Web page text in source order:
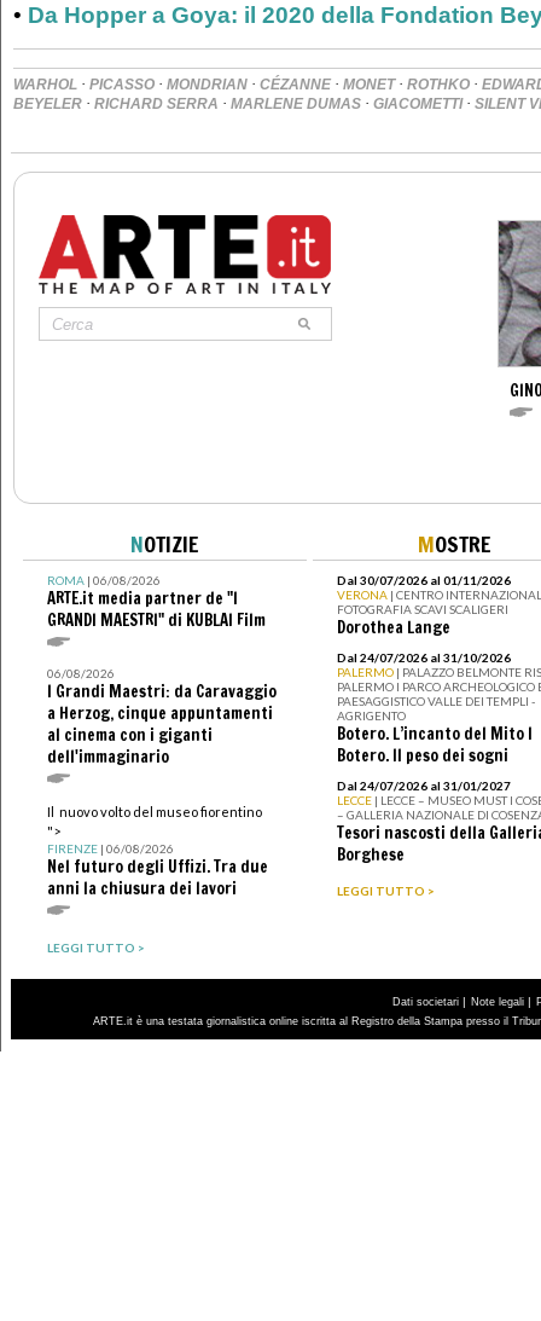
• Da Hopper a Goya: il 2020 della Fondation
WARHOL · PICASSO · MONDRIAN · CÉZANNE · MONET· ROTHKO ·
BEYELER · RICHARD SERRA · MARLENE DUMAS · GIACOMETTI· SILENT
NOTIZIE
ROMA| 06/08/2026
ARTE.it media partner de "I
GRANDI MAESTRI" di KUBLAI Film
06/08/2026
I Grandi Maestri: da Caravaggio
a Herzog, cinque appuntamenti
al cinema con i giganti
dell'immaginario
Il nuovo volto del museo fiorentino
">
FIRENZE| 06/08/2026
Nel futuro degli Uffizi. Tra due
anni la chiusura dei lavori
LEGGI TUTTO >
MOSTRE
Dal 30/07/2026 al 01/11/2026
VERONA | CENTRO
FOTOGRAFIA SCAVI SCALIGERI
Dorothea Lange
Dal 24/07/2026 al 31/10/2026
PALERMO | PALAZZO BELMONTE
PALERMO I PARCO ARCHEOLOGICO
PAESAGGISTICO VALLE DEI TEMPLI -
AGRIGENTO
Botero. L’incanto del Mito I
Botero. Il peso dei sogni
Dal 24/07/2026 al 31/01/2027
LECCE | LECCE – MUSEO MUST I
– GALLERIA NAZIONALE DI
Tesori nascosti della
Borghese
LEGGI TUTTO >
Dati societari | Note legali |
ARTE.it è una testata giornalistica online iscritta al Registro della Stampa presso il